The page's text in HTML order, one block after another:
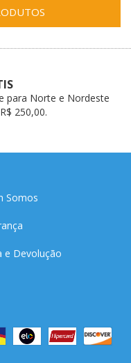
para Norte e Nordeste
250,00.
Somos
e Devolução